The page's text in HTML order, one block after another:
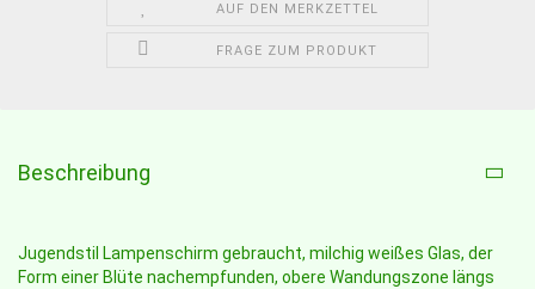
AUF DEN MERKZETTEL
FRAGE ZUM PRODUKT
Beschreibung
Jugendstil Lampenschirm gebraucht, milchig weißes Glas, der
Form einer Blüte nachempfunden, obere Wandungszone längs